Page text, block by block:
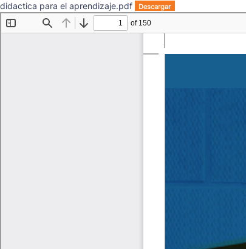
didactica para el aprendizaje.pdf Descargar